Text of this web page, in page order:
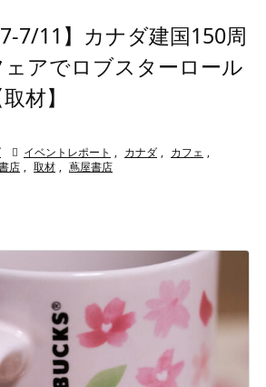
7-7/11】カナダ建国150周
アでロブスターロール
材】
 イベントレポート カナダ カフェ
店 取材 蔦屋書店